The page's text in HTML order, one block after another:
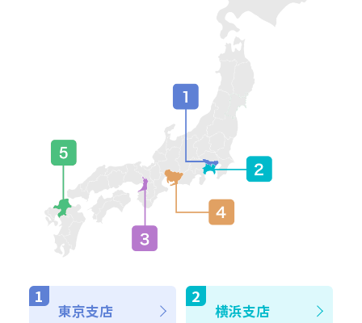
東京支店 横浜支店